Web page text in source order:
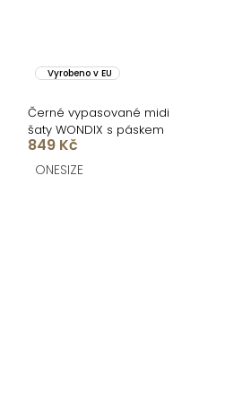
Vyrobeno v EU
Černé vypasované midi
šaty WONDIX s páskem
849 Kč
ONESIZE